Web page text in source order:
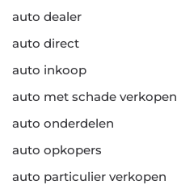
auto dealer
auto direct
auto inkoop
auto met schade verkopen
auto onderdelen
auto opkopers
auto particulier verkopen